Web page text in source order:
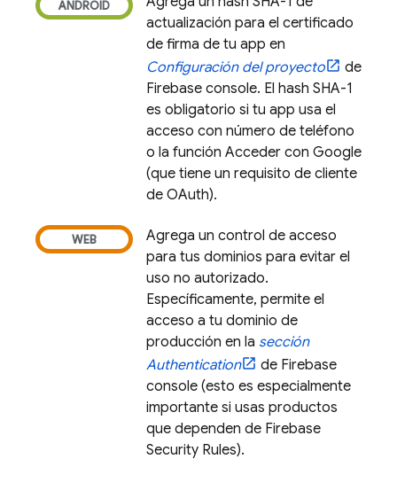
actualización para el certificado
de firma de tu app en
Configuración del proyecto
de
Firebase console. El hash SHA-1
es obligatorio si tu app usa el
acceso con número de teléfono
o la función Acceder con Google
(que tiene un requisito de cliente
de OAuth).
Agrega un control de acceso
para tus dominios para evitar el
uso no autorizado.
Específicamente, permite el
acceso a tu dominio de
producción en la sección
Authentication
de Firebase
console (esto es especialmente
importante si usas productos
que dependen de Firebase
Security Rules).